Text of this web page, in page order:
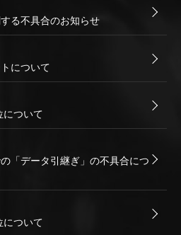
る不具合のお知らせ
について
ついて
「データ引継ぎ」の不具合につ
ついて